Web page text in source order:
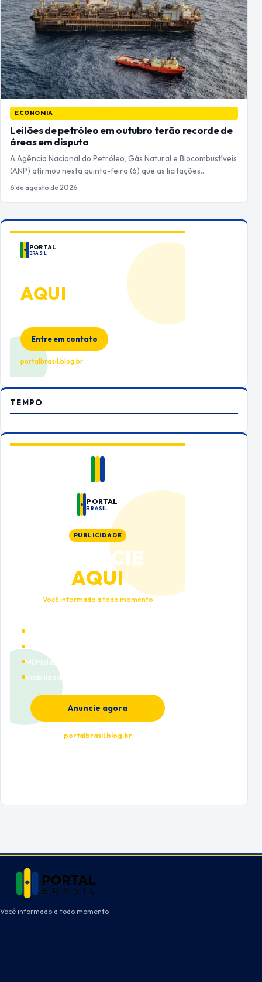
ECONOMIA
Leilões de petróleo em outubro terão recorde de
áreas em disputa
A Agência Nacional do Petróleo, Gás Natural e Biocombustíveis
(ANP) afirmou nesta quinta-feira (6) que as licitações…
6 de agosto de 2026
PORTAL
BRASIL
AQUI
Entre em contato
portalbrasil.blog.br
TEMPO
PORTAL
BRASIL
PUBLICIDADE
ANUNCIE
AQUI
Você informado a todo momento
Múltiplas categorias
Visibilidade premium
Anuncie agora
portalbrasil.blog.br
Você informado a todo momento